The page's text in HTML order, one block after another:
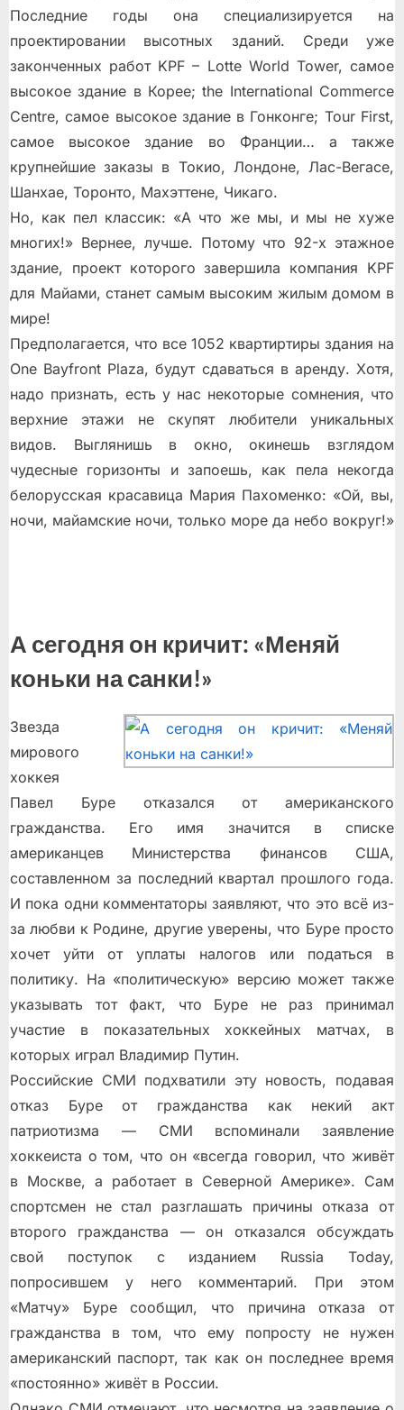
Последние годы она специализируется на
проектировании высотных зданий. Среди уже
законченных работ KPF – Lotte World Tower, самое
высокое здание в Корее; the International Commerce
Centre, самое высокое здание в Гонконге; Tour First,
самое высокое здание во Франции… а также
крупнейшие заказы в Токио, Лондоне, Лас-Вегасе,
Шанхае, Торонто, Махэттене, Чикаго.
Но, как пел классик: «А что же мы, и мы не хуже
многих!» Вернее, лучше. Потому что 92-х этажное
здание, проект которого завершила компания KPF
для Майами, станет самым высоким жилым домом в
мире!
Предполагается, что все 1052 квартиртиры здания на
One Bayfront Plaza, будут сдаваться в аренду. Хотя,
надо признать, есть у нас некоторые сомнения, что
верхние этажи не скупят любители уникальных
видов. Выглянишь в окно, окинешь взглядом
чудесные горизонты и запоешь, как пела некогда
белорусская красавица Мария Пахоменко: «Ой, вы,
ночи, майамские ночи, только море да небо вокруг!»
А сегодня он кричит: «Меняй
коньки на санки!»
Звезда
мирового
хоккея
Павел Буре отказался от американского
гражданства. Его имя значится в списке
американцев Министерства финансов США,
составленном за последний квартал прошлого года.
И пока одни комментаторы заявляют, что это всё из-
за любви к Родине, другие уверены, что Буре просто
хочет уйти от уплаты налогов или податься в
политику. На «политическую» версию может также
указывать тот факт, что Буре не раз принимал
участие в показательных хоккейных матчах, в
которых играл Владимир Путин.
Российские СМИ подхватили эту новость, подавая
отказ Буре от гражданства как некий акт
патриотизма — СМИ вспоминали заявление
хоккеиста о том, что он «всегда говорил, что живёт
в Москве, а работает в Северной Америке». Сам
спортсмен не стал разглашать причины отказа от
второго гражданства — он отказался обсуждать
свой поступок с изданием Russia Today,
попросившем у него комментарий. При этом
«Матчу» Буре сообщил, что причина отказа от
гражданства в том, что ему попросту не нужен
американский паспорт, так как он последнее время
«постоянно» живёт в России.